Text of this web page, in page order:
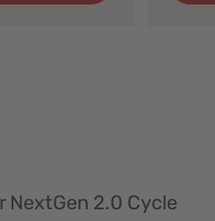
NextGen 2.0 Cycle